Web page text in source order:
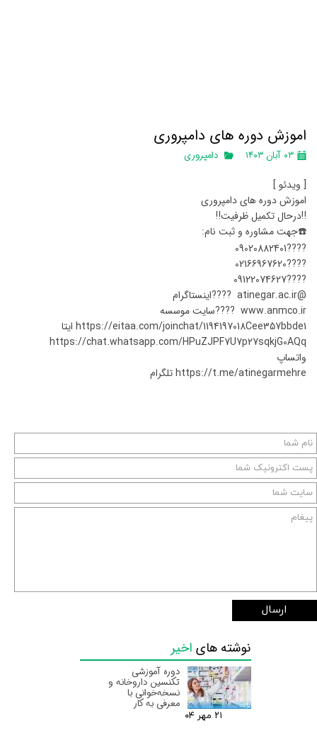
اموزش دوره های دامپروری
۰۳ آبان ۱۴۰۳ دامپروری
[ ویدئو ]
اموزش دوره های دامپروری
‼️درحال تکمیل ظرفیت‼️
☎️جهت مشاوره و ثبت نام:
????09020882401
????02166967620
????09122074627
@atinegar.ac.ir ????اینستاگرام
www.anmco.ir ????سایت موسسه
https://eitaa.com/joinchat/1194197018Cee357bbde1 ایتا
https://chat.whatsapp.com/HPuZJPF7U7p27sqkjG0AQq
واتساپ
https://t.me/atinegarmehre تلگرام
ارسال
نوشته های اخیر
دوره آموزشی
تکنسین داروخانه و
نسخه‌خوانی با
معرفی به کار
۲۱ مهر ۰۴